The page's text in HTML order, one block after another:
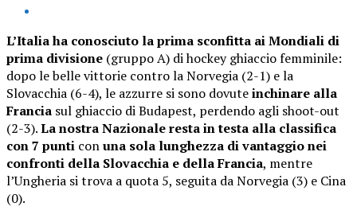
L’Italia ha conosciuto la prima sconfitta ai Mondiali di
prima divisione (gruppo A) di hockey ghiaccio femminile:
dopo le belle vittorie contro la Norvegia (2-1) e la
Slovacchia (6-4), le azzurre si sono dovuteinchinare alla
Francia sul ghiaccio di Budapest, perdendo agli shoot-out
(2-3).La nostra Nazionale resta in testa alla classifica
con 7 punti conuna sola lunghezza di vantaggio nei
confronti della Slovacchia e della Francia, mentre
l’Ungheria si trova a quota 5, seguita da Norvegia (3) e Cina
(0).